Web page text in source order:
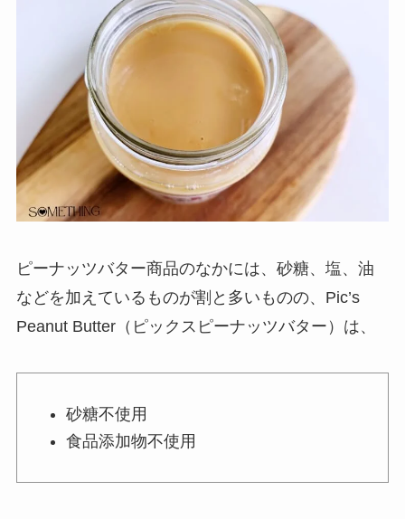
ピーナッツバター商品のなかには、砂糖、塩、油
などを加えているものが割と多いものの、Pic’s
Peanut Butter（ピックスピーナッツバター）は、
砂糖不使用
食品添加物不使用